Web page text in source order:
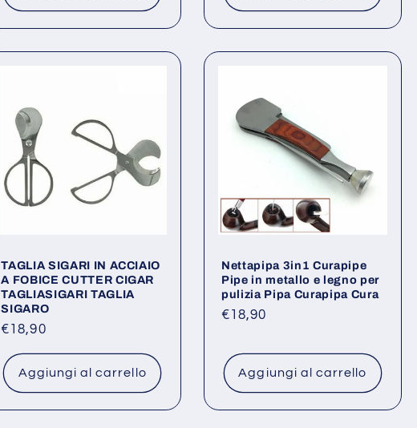
TAGLIA SIGARI IN ACCIAIO
A FOBICE CUTTER CIGAR
TAGLIASIGARI TAGLIA
SIGARO
Prezzo
listino
€18,90
Aggiungi al carrello
Nettapipa 3in1 Curapipe
Pipe in metallo e legno per
pulizia Pipa Curapipa Cura
Prezzo
listino
€18,90
Aggiungi al carrello